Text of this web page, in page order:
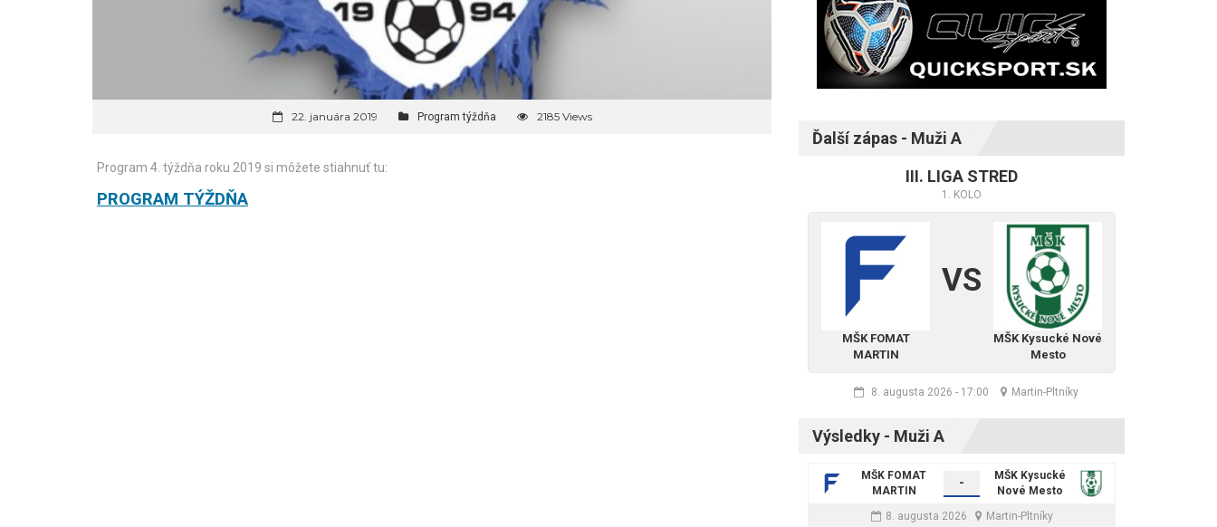
22. januára 2019 Program týždňa 2185 Views
Program 4. týždňa roku 2019 si môžete stiahnuť tu:
PROGRAM TÝŽDŇA
Ďalší zápas - Muži A
III. LIGA STRED
1. KOLO
MŠK FOMAT
MARTIN
VS
MŠK Kysucké Nové
Mesto
8. augusta 2026 - 17:00 Martin-Pltníky
Výsledky - Muži A
MŠK FOMAT
MARTIN
-
MŠK Kysucké
Nové Mesto
8. augusta 2026
Martin-Pltníky